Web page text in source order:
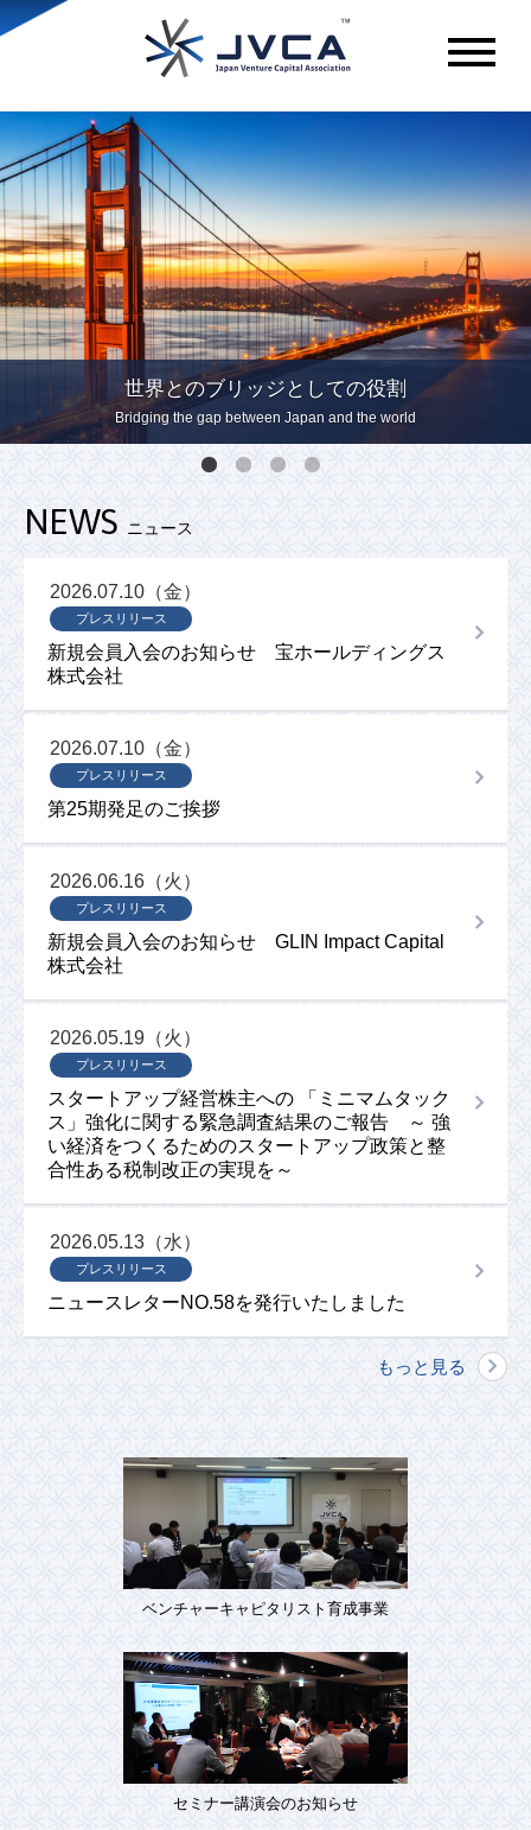
メ
ュ
世界とのブリッジとしての役割
Bridging the gap between Japan and the world
NEWS ニュース
新規会員入会のお知らせ 宝ホールディングス
株式会社
プレスリリース
2026.07.10（金）
第25期発足のご挨拶
プレスリリース
2026.07.10（金）
新規会員入会のお知らせ GLIN Impact Capital
株式会社
プレスリリース
2026.06.16（火）
スタートアップ経営株主への 「ミニマムタック
ス」強化に関する緊急調査結果のご報告 ～ 強
い経済をつくるためのスタートアップ政策と整
合性ある税制改正の実現を～
プレスリリース
2026.05.19（火）
ニュースレターNO.58を発行いたしました
プレスリリース
2026.05.13（水）
もっと見る
ベンチャーキャピタリスト育成事業
セミナー講演会のお知らせ